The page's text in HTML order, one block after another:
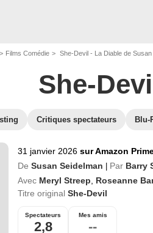
Films Comédie She-Devil - La Diable de Susan
She-
Critiques spectateurs Blu-
31 janvier 2026 sur Amazon
De Susan Seidelman Par Barry
Avec Meryl Streep Roseanne
Titre original She-Devil
Spectateurs
2,8
Mes amis
--